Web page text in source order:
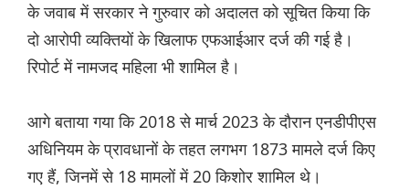
के जवाब में सरकार ने गुरुवार को अदालत को सूचित किया कि
दो आरोपी व्यक्तियों के खिलाफ एफआईआर दर्ज की गई है।
रिपोर्ट में नामजद महिला भी शामिल है।
आगे बताया गया कि 2018 से मार्च 2023 के दौरान एनडीपीएस
अधिनियम के प्रावधानों के तहत लगभग 1873 मामले दर्ज किए
गए हैं, जिनमें से 18 मामलों में 20 किशोर शामिल थे।